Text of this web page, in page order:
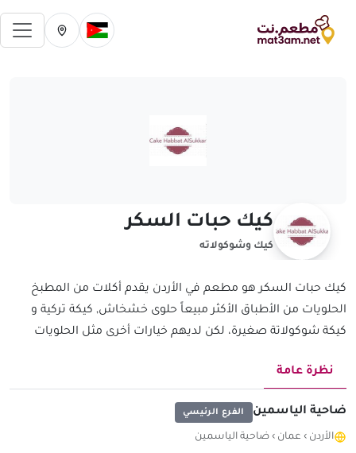
تغيير الدولة الحالية
تغيير المدينة
كيك حبات السكر
كيك وشوكولاته
كيك حبات السكر هو مطعم في الأردن يقدم أكلات من المطبخ
الحلويات من الأطباق الأكثر مبيعاً حلوى خشخاش, كيكة تركية و
كيكة شوكولاتة صغيرة، لكن لديهم خيارات أخرى مثل الحلويات
نظرة عامة
ضاحية الياسمين الفرع الرئيسي
الأردن › عمان › ضاحية الياسمين